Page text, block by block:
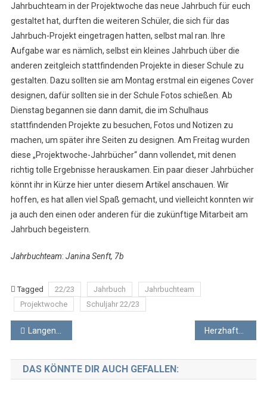
Im
Jahrbuch
Jahrbuchteam in der Projektwoche das neue Jahrbuch für euch
gestaltet hat, durften die weiteren Schüler, die sich für das
Jahrbuch-Projekt eingetragen hatten, selbst mal ran. Ihre
Aufgabe war es nämlich, selbst ein kleines Jahrbuch über die
anderen zeitgleich stattfindenden Projekte in dieser Schule zu
gestalten. Dazu sollten sie am Montag erstmal ein eigenes Cover
designen, dafür sollten sie in der Schule Fotos schießen. Ab
Dienstag begannen sie dann damit, die im Schulhaus
stattfindenden Projekte zu besuchen, Fotos und Notizen zu
machen, um später ihre Seiten zu designen. Am Freitag wurden
diese „Projektwoche-Jahrbücher“ dann vollendet, mit denen
richtig tolle Ergebnisse herauskamen. Ein paar dieser Jahrbücher
könnt ihr in Kürze hier unter diesem Artikel anschauen. Wir
hoffen, es hat allen viel Spaß gemacht, und vielleicht konnten wir
ja auch den einen oder anderen für die zukünftige Mitarbeit am
Jahrbuch begeistern.
Jahrbuchteam: Janina Senft, 7b
Tagged 22/23 Jahrbuch
Jahrbuchteam
Projektwoche
Schuljahr 22/23
Beitragsnavigation
Langenstein-Projekt 2023 Herzhafter Harz
DAS KÖNNTE DIR AUCH GEFALLEN: